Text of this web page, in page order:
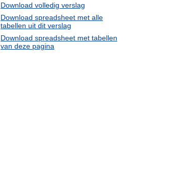
Download volledig verslag
Download spreadsheet met alle
tabellen uit dit verslag
Download spreadsheet met tabellen
van deze pagina